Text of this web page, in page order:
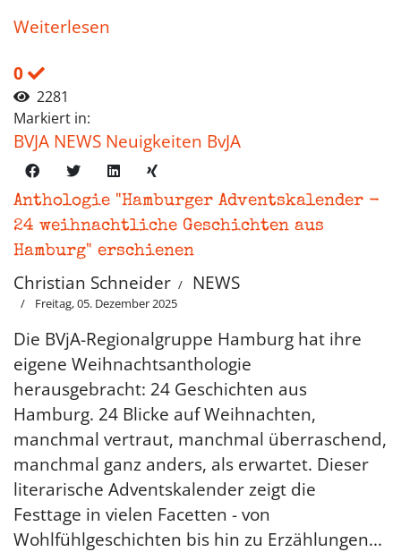
Weiterlesen
0
2281
Markiert in:
BVJA NEWS Neuigkeiten BvJA
Anthologie "Hamburger Adventskalender -
24 weihnachtliche Geschichten aus
Hamburg" erschienen
Christian Schneider NEWS
Freitag, 05. Dezember 2025
Die BVjA-Regionalgruppe Hamburg hat ihre
eigene Weihnachtsanthologie
herausgebracht: 24 Geschichten aus
Hamburg. 24 Blicke auf Weihnachten,
manchmal vertraut, manchmal überraschend,
manchmal ganz anders, als erwartet. Dieser
literarische Adventskalender zeigt die
Festtage in vielen Facetten - von
Wohlfühlgeschichten bis hin zu Erzählungen...